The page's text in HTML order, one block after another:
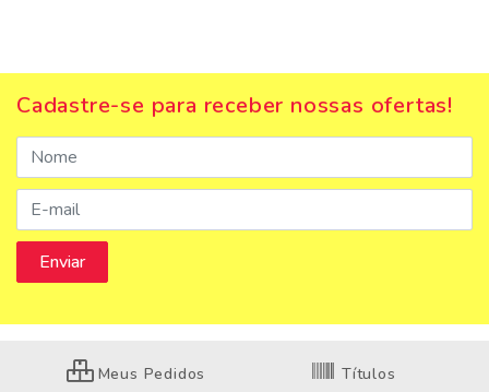
Cadastre-se para receber nossas ofertas!
Meus Pedidos Títulos